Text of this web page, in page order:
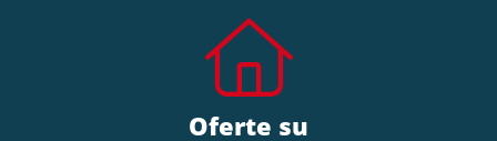
Oferte su